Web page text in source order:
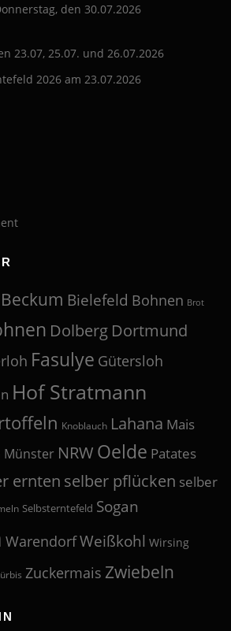
den 30.07.2026
23.07, 25.07. und 26.07.2026
2026 am 23.07.2026
Beckum Bielefeld Bohnen Brot
Dolberg Dortmund
Fasulye Gütersloh
Hof Stratmann
Knoblauch Lahana Mais
Münster NRW Oelde Patates
ernten selber pflücken selber
Selbsterntefeld Sogan
WarendorfWeißkohl Wirsing
Zuckermais Zwiebeln